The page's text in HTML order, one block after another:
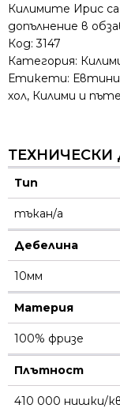
Килимите Ирис
допълнение в
Код:3147
Категория:
Етикети:
хол, Килими и
ТЕХНИЧЕСКИ
Тип
тъкан/а
Дебелина
10мм
Материя
100% фризе
Плътност
410 000 нишки/